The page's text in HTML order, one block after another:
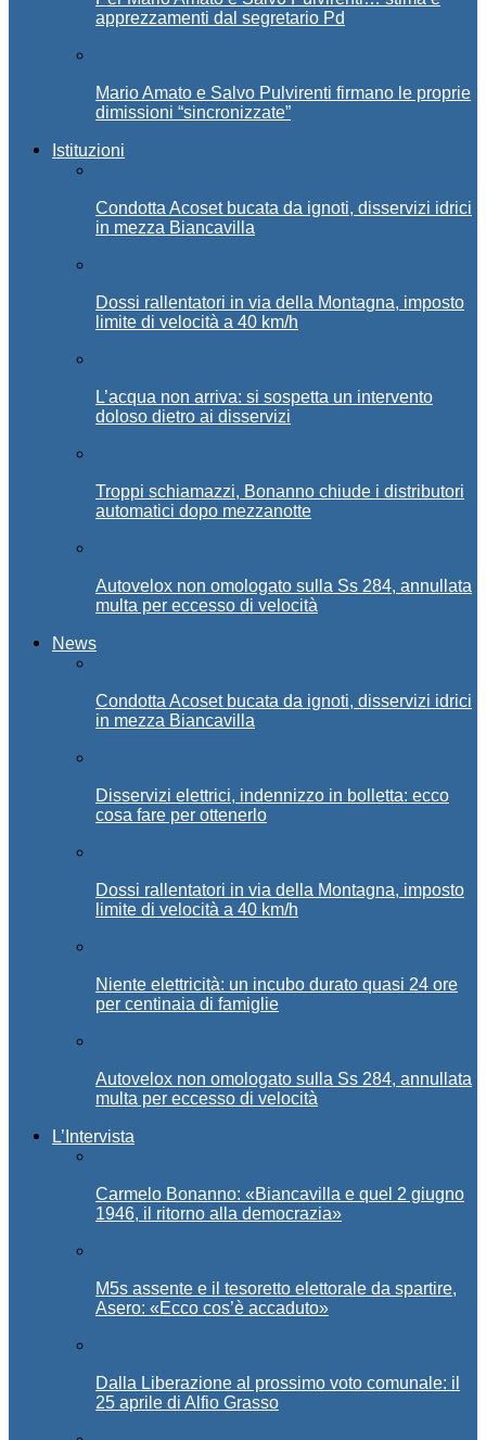
apprezzamenti dal segretario Pd
Mario Amato e Salvo Pulvirenti firmano le proprie
dimissioni “sincronizzate”
Istituzioni
Condotta Acoset bucata da ignoti, disservizi idrici
in mezza Biancavilla
Dossi rallentatori in via della Montagna, imposto
limite di velocità a 40 km/h
L’acqua non arriva: si sospetta un intervento
doloso dietro ai disservizi
Troppi schiamazzi, Bonanno chiude i distributori
automatici dopo mezzanotte
Autovelox non omologato sulla Ss 284, annullata
multa per eccesso di velocità
News
Condotta Acoset bucata da ignoti, disservizi idrici
in mezza Biancavilla
Disservizi elettrici, indennizzo in bolletta: ecco
cosa fare per ottenerlo
Dossi rallentatori in via della Montagna, imposto
limite di velocità a 40 km/h
Niente elettricità: un incubo durato quasi 24 ore
per centinaia di famiglie
Autovelox non omologato sulla Ss 284, annullata
multa per eccesso di velocità
L’Intervista
Carmelo Bonanno: «Biancavilla e quel 2 giugno
1946, il ritorno alla democrazia»
M5s assente e il tesoretto elettorale da spartire,
Asero: «Ecco cos’è accaduto»
Dalla Liberazione al prossimo voto comunale: il
25 aprile di Alfio Grasso